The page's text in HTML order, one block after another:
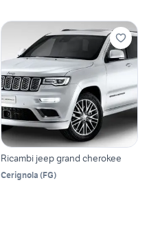
Ricambi jeep grand cherokee
Cerignola (FG)